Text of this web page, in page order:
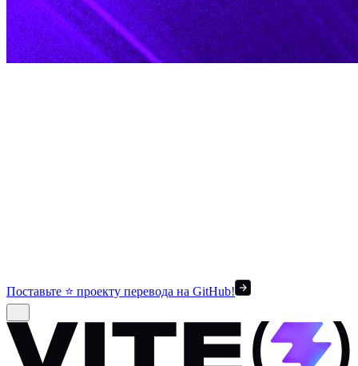
Поставьте ⭐ проекту перевода на GitHub!